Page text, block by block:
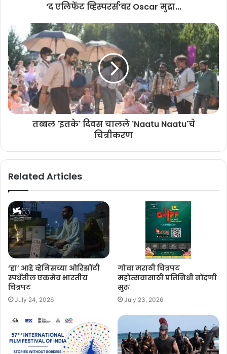
‘द एलिफेंट व्हिस्परर्स’वर Oscar मुद्रा...
तब्बल 'इतके' दिवस चालले 'Naatu Naatu'चे
चित्रीकरण
Related Articles
‘हा’ आहे ​व्हेनिसच्या ओरिझोंटी
स्पर्धेतील एकमेव भारतीय
चित्रपट
July 24, 2026
गोवा मराठी चित्रपट
महोत्सवासाठी प्रतिनिधी नोंदणी
सुरु
July 23, 2026